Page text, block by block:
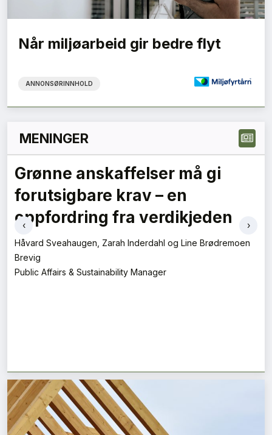
Når miljøarbeid gir bedre flyt
ANNONSØRINNHOLD
MENINGER
Grønne anskaffelser må gi
forutsigbare krav – en
oppfordring fra verdikjeden
Håvard Sveahaugen, Zarah Inderdahl og Line Brødremoen
Brevig
Public Affairs & Sustainability Manager
‹ ›